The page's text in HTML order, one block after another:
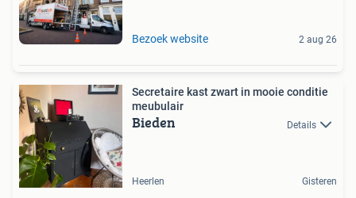
Bezoek website 2 aug 26
Secretaire kast zwart in mooie conditie
meubulair
Bieden Details
Heerlen Gisteren